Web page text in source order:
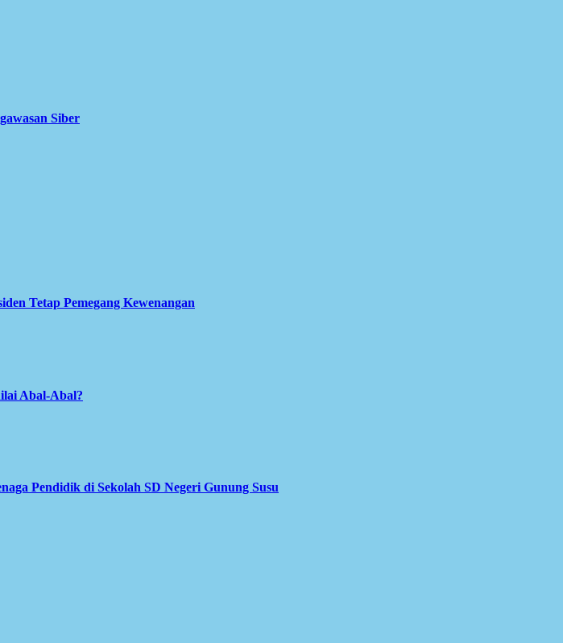
Siber
Tetap Pemegang Kewenangan
Abal-Abal?
Pendidik di Sekolah SD Negeri Gunung Susu